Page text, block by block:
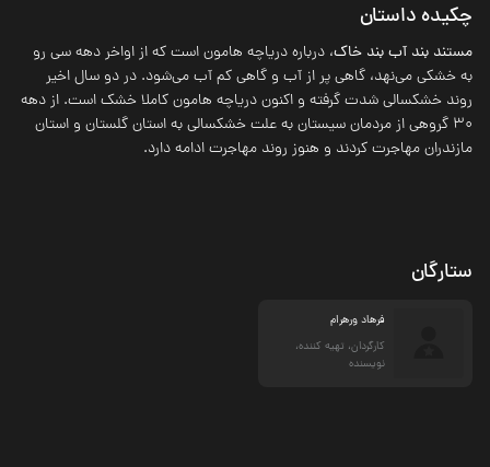
چکیده داستان
مستند بند آب بند خاک، درباره دریاچه هامون است که از اواخر دهه سی رو
به خشکی می‌نهد، گاهی پر از آب و گاهی کم آب می‌شود. در دو سال اخیر
روند خشکسالی شدت گرفته و اکنون دریاچه هامون کاملا خشک است. از دهه
30 گروهی از مردمان سیستان به علت خشکسالی به استان گلستان و استان
مازندران مهاجرت کردند و هنوز روند مهاجرت ادامه دارد.
ستارگان
فرهاد ورهرام
کارگردان، تهیه کننده،
نویسنده